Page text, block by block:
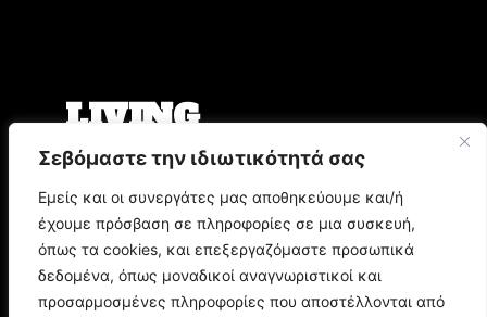
Σεβόμαστε την ιδιωτικότητά σας
Εμείς και οι συνεργάτες μας αποθηκεύουμε και/ή
έχουμε πρόσβαση σε πληροφορίες σε μια συσκευή,
όπως τα cookies, και επεξεργαζόμαστε προσωπικά
δεδομένα, όπως μοναδικοί αναγνωριστικοί και
προσαρμοσμένες πληροφορίες που αποστέλλονται από
LIVING
Ο Άρης Μπινιάρης σκηνοθετεί τη «Δίκη» του
Παπασπηλιόπουλο
Ο Δημήτρης Μυστακίδης επιστρέφει στον
Σταυρό του Νότου Plus
9.000 τίτλοι βιβλίων σε περιμένουν στο
Παζάρι Βιβλίου της Αθήνας